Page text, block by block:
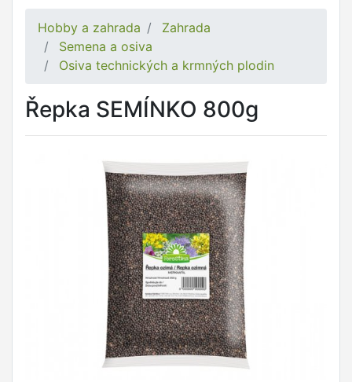
Hobby a zahrada
Zahrada
Semena a osiva
Osiva technických a krmných plodin
Řepka SEMÍNKO 800g